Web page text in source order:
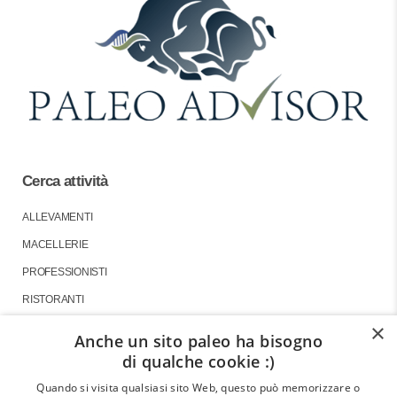
Cerca attività
ALLEVAMENTI
MACELLERIE
PROFESSIONISTI
RISTORANTI
×
Anche un sito paleo ha bisogno
di qualche cookie :)
Quando si visita qualsiasi sito Web, questo può memorizzare o